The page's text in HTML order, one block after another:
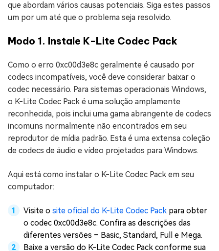
que abordam vários causas potenciais. Siga estes passos
um por um até que o problema seja resolvido.
Modo 1. Instale K-Lite Codec Pack
Como o erro 0xc00d3e8c geralmente é causado por
codecs incompatíveis, você deve considerar baixar o
codec necessário. Para sistemas operacionais Windows,
o K-Lite Codec Pack é uma solução amplamente
reconhecida, pois inclui uma gama abrangente de codecs
incomuns normalmente não encontrados em seu
reprodutor de mídia padrão. Esta é uma extensa coleção
de codecs de áudio e vídeo projetados para Windows.
Aqui está como instalar o K-Lite Codec Pack em seu
computador:
Visite o site oficial do K-Lite Codec Pack para obter
o codec 0xc00d3e8c. Confira as descrições das
diferentes versões – Basic, Standard, Full e Mega.
Baixe a versão do K-Lite Codec Pack conforme sua